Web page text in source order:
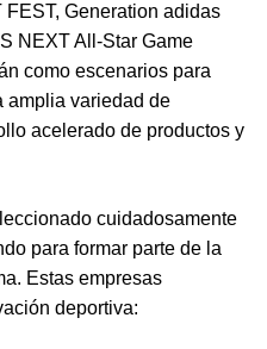
Generation adidas
NEXT All-Star Game
como escenarios para
amplia variedad de
acelerado de productos y
cuidadosamente
para formar parte de la
Estas empresas
deportiva: